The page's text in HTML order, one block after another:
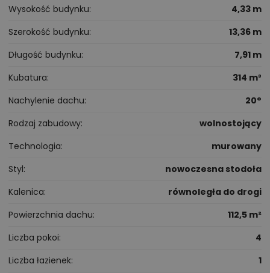
Wysokość budynku
4,33 m
Szerokość budynku
13,36 m
Długość budynku
7,91 m
Kubatura
314 m³
Nachylenie dachu
20°
Rodzaj zabudowy
wolnostojący
Technologia
murowany
Styl
nowoczesna stodoła
Kalenica
równoległa do drogi
Powierzchnia dachu
112,5 m²
Liczba pokoi
4
Liczba łazienek
1